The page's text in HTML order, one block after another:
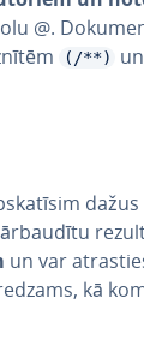
@.
(/**)
un
un var
kā